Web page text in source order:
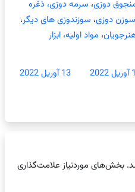
دوزی، سرمه دوزی، ذغره
سوزن دوزی، سوزندوزی های دیگر،
،مواد اولیه، ابزار
13 آوریل 2022
بخش‌های موردنیاز علامت‌گذاری